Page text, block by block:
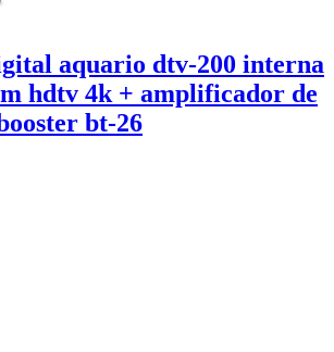
aquario dtv-200 interna
hdtv 4k + amplificador de
bt-26